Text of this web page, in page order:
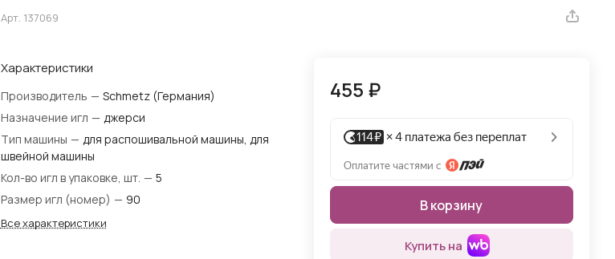
Арт. 137069
Характеристики
Производитель — Schmetz (Германия)
Назначение игл — джерси
Тип машины — для распошивальной машины, для
швейной машины
Кол-во игл в упаковке, шт. — 5
Размер игл (номер) — 90
Все характеристики
455 ₽
В корзину
Купить на